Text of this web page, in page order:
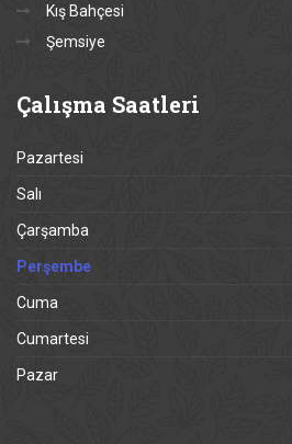
Kış Bahçesi
Şemsiye
Çalışma Saatleri
Pazartesi
Salı
Çarşamba
Perşembe
Cuma
Cumartesi
Pazar